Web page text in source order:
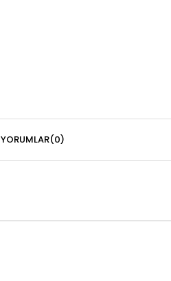
YORUMLAR(0)